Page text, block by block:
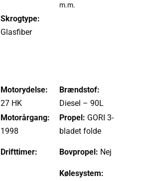
m.m.
Skrogtype:
Glasfiber
Motorydelse:
27 HK
Brændstof:
Diesel – 90L
Motorårgang:
1998
Propel: GORI 3-
bladet folde
Drifttimer: Bovpropel: Nej
Kølesystem: